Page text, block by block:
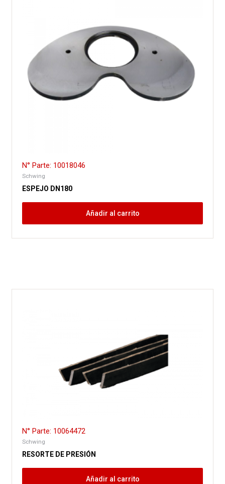
N° Parte: 10018046
Schwing
ESPEJO DN180
Añadir al carrito
N° Parte: 10064472
Schwing
RESORTE DE PRESIÓN
Añadir al carrito